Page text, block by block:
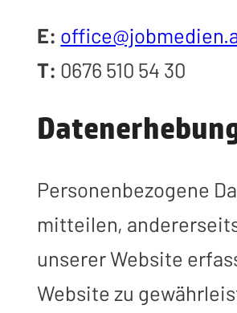
E:
T: 0676 510 54 30
Personenbezogene
mitteilen,
unserer Website
Website zu